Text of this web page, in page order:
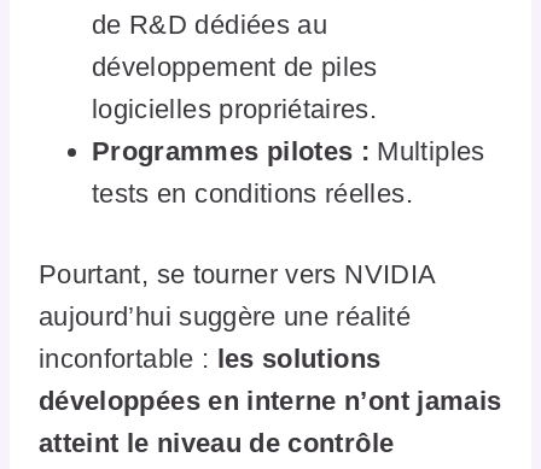
de R&D dédiées au
développement de piles
logicielles propriétaires.
Programmes pilotes : Multiples
tests en conditions réelles.
Pourtant, se tourner vers NVIDIA
aujourd’hui suggère une réalité
inconfortable :
les solutions
développées en interne n’ont jamais
atteint le niveau de contrôle